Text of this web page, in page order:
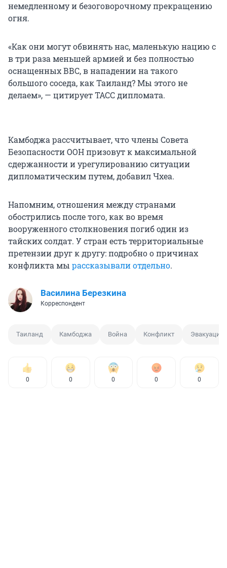
немедленному и безоговорочному прекращению
огня.
«Как они могут обвинять нас, маленькую нацию с
в три раза меньшей армией и без полностью
оснащенных ВВС, в нападении на такого
большого соседа, как Таиланд? Мы этого не
делаем», — цитирует ТАСС дипломата.
Камбоджа рассчитывает, что члены Совета
Безопасности ООН призовут к максимальной
сдержанности и урегулированию ситуации
дипломатическим путем, добавил Чхеа.
Напомним, отношения между странами
обострились после того, как во время
вооруженного столкновения погиб один из
тайских солдат. У стран есть территориальные
претензии друг к другу: подробно о причинах
конфликта мы рассказывали отдельно.
Василина Березкина
Корреспондент
Таиланд Камбоджа Война Конфликт Эвакуация
0 0 0 0 0